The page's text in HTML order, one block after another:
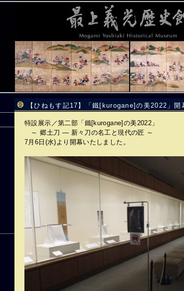
【ひねもす記17】「鐵[kurogane]の美2022」開
特設展示／第二部「鐵[kurogane]の美2022」
～ 郷土刀 ― 新々刀の名工と現代の匠 ～
7月6日(水)より開幕いたしました。